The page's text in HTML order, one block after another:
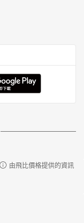
由飛比價格提供的資訊